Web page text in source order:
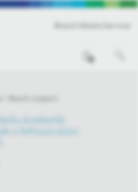
érzékelők
a felhasználási